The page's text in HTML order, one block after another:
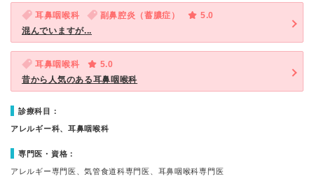
耳鼻咽喉科 副鼻腔炎（蓄膿症）
5.0
混んでいますが...
耳鼻咽喉科
5.0
昔から人気のある耳鼻咽喉科
診療科目：
アレルギー科、耳鼻咽喉科
専門医・資格：
アレルギー専門医、気管食道科専門医、耳鼻咽喉科専門医